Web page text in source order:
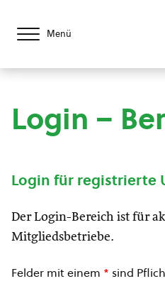
Menü
Login –
Login für registrierte
Der Login-Bereich ist für
Mitgliedsbetriebe.
Felder mit einem * sind